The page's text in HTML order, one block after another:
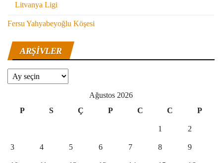
Litvanya Ligi
Fersu Yahyabeyoğlu Köşesi
ARŞIVLER
Arşivler
Ağustos 2026
P
S Ç P C C P
1 2
3 4 5 6 7 8 9